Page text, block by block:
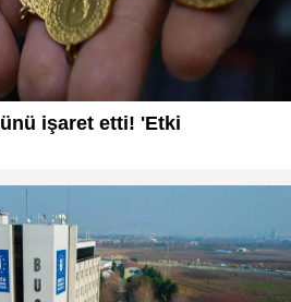
işaret etti! 'Etki